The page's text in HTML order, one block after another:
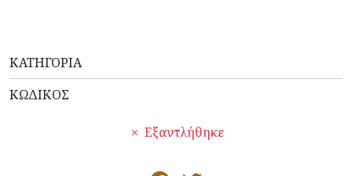
ΚΑΤΗΓΟΡΊΑ
ΚΩΔΙΚΌΣ
Εξαντλήθηκε